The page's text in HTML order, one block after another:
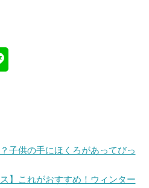
子供の手にほくろがあってびっ
】これがおすすめ！ウィンター